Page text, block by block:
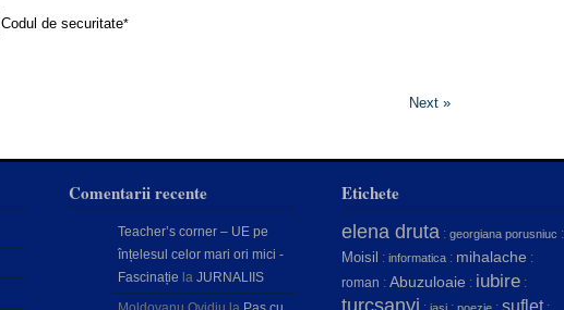
Codul de securitate*
Next »
Comentarii recente
Teacher’s corner – UE pe
înțelesul celor mari ori mici -
Fascinație la JURNALIIS
Etichete
elena druta : georgiana porusniuc :
Moisil : informatica : mihalache :
roman : Abuzuloaie : iubire :
turcsanyi suflet